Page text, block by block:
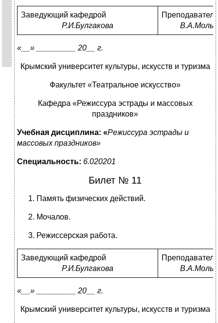
Заведующий кафедрой
Р.И.Булгакова
Преподаватель
«__» _________ 20__ г.
Крымский университет культуры, искусств и туризма
Факультет «Театральное искусство»
Кафедра «Режиссура эстрады и массовых
праздников»
Учебная дисциплина: «Режиссура эстрады и
массовых праздников»
Специальность: 6.020201
Билет № 11
Память физических действий.
Мочалов.
Режиссерская работа.
Заведующий кафедрой
Р.И.Булгакова
Преподаватель
«__» _________ 20__ г.
Крымский университет культуры, искусств и туризма